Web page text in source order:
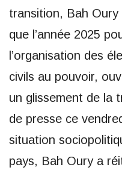
transition, Bah Oury
que l’année 2025
l’organisation des
civils au pouvoir,
un glissement de la
de presse ce
situation
pays, Bah Oury a